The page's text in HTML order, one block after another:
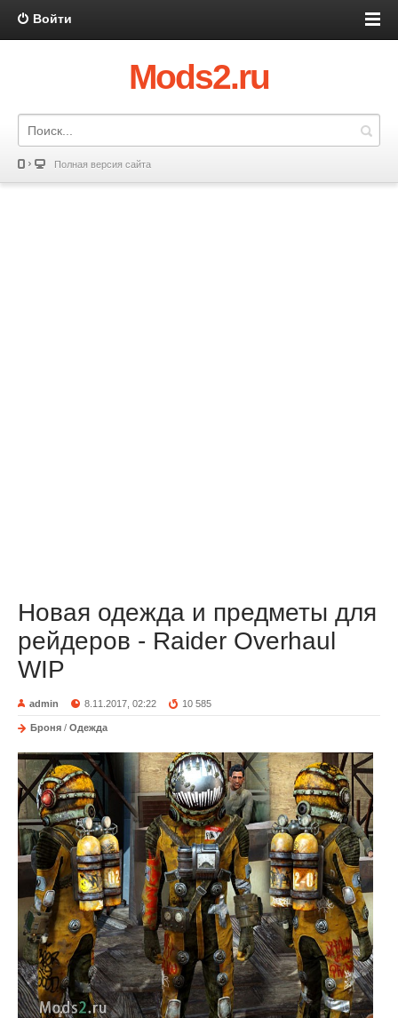
Войти
Mods2.ru
Полная версия сайта
Новая одежда и предметы для
рейдеров - Raider Overhaul
WIP
admin 8.11.2017, 02:22 10 585
Броня / Одежда